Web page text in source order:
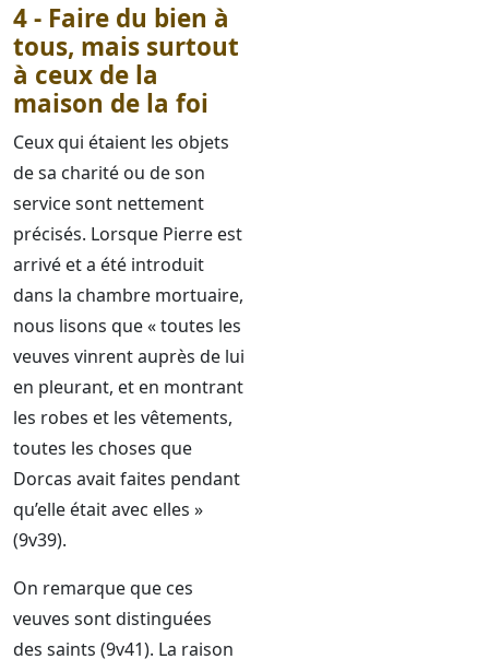
4 - Faire du bien à
tous, mais surtout
à ceux de la
maison de la foi
Ceux qui étaient les objets
de sa charité ou de son
service sont nettement
précisés. Lorsque Pierre est
arrivé et a été introduit
dans la chambre mortuaire,
nous lisons que « toutes les
veuves vinrent auprès de lui
en pleurant, et en montrant
les robes et les vêtements,
toutes les choses que
Dorcas avait faites pendant
qu’elle était avec elles »
(9v39).
On remarque que ces
veuves sont distinguées
des saints (9v41). La raison